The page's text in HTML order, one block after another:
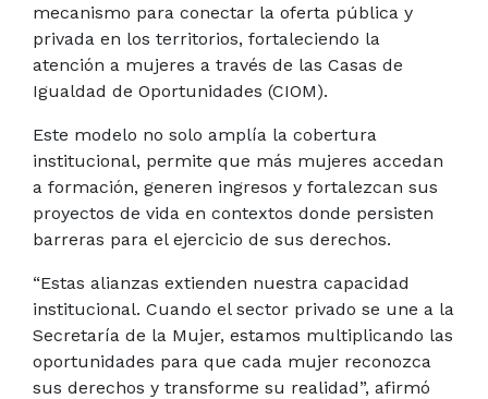
mecanismo para conectar la oferta pública y
privada en los territorios, fortaleciendo la
atención a mujeres a través de las Casas de
Igualdad de Oportunidades (CIOM).
Este modelo no solo amplía la cobertura
institucional, permite que más mujeres accedan
a formación, generen ingresos y fortalezcan sus
proyectos de vida en contextos donde persisten
barreras para el ejercicio de sus derechos.
“Estas alianzas extienden nuestra capacidad
institucional. Cuando el sector privado se une a la
Secretaría de la Mujer, estamos multiplicando las
oportunidades para que cada mujer reconozca
sus derechos y transforme su realidad”, afirmó